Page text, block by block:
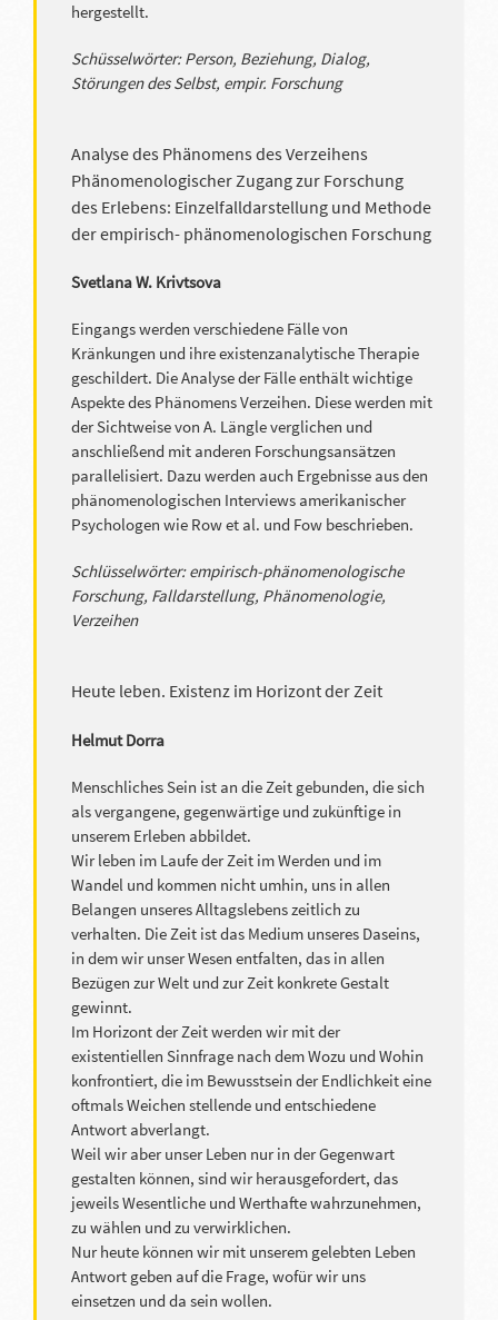
hergestellt.
Schüsselwörter: Person, Beziehung, Dialog,
Störungen des Selbst, empir. Forschung
Analyse des Phänomens des Verzeihens
Phänomenologischer Zugang zur Forschung
des Erlebens: Einzelfalldarstellung und Methode
der empirisch- phänomenologischen Forschung
Svetlana W. Krivtsova
Eingangs werden verschiedene Fälle von
Kränkungen und ihre existenzanalytische Therapie
geschildert. Die Analyse der Fälle enthält wichtige
Aspekte des Phänomens Verzeihen. Diese werden mit
der Sichtweise von A. Längle verglichen und
anschließend mit anderen Forschungsansätzen
parallelisiert. Dazu werden auch Ergebnisse aus den
phänomenologischen Interviews amerikanischer
Psychologen wie Row et al. und Fow beschrieben.
Schlüsselwörter: empirisch-phänomenologische
Forschung, Falldarstellung, Phänomenologie,
Verzeihen
Heute leben. Existenz im Horizont der Zeit
Helmut Dorra
Menschliches Sein ist an die Zeit gebunden, die sich
als vergangene, gegenwärtige und zukünftige in
unserem Erleben abbildet.
Wir leben im Laufe der Zeit im Werden und im
Wandel und kommen nicht umhin, uns in allen
Belangen unseres Alltagslebens zeitlich zu
verhalten. Die Zeit ist das Medium unseres Daseins,
in dem wir unser Wesen entfalten, das in allen
Bezügen zur Welt und zur Zeit konkrete Gestalt
gewinnt.
Im Horizont der Zeit werden wir mit der
existentiellen Sinnfrage nach dem Wozu und Wohin
konfrontiert, die im Bewusstsein der Endlichkeit eine
oftmals Weichen stellende und entschiedene
Antwort abverlangt.
Weil wir aber unser Leben nur in der Gegenwart
gestalten können, sind wir herausgefordert, das
jeweils Wesentliche und Werthafte wahrzunehmen,
zu wählen und zu verwirklichen.
Nur heute können wir mit unserem gelebten Leben
Antwort geben auf die Frage, wofür wir uns
einsetzen und da sein wollen.